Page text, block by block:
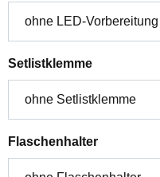
Setlistklemmeauswählen
Flaschenhalterauswählen